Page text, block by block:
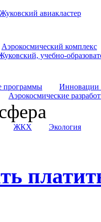
Жуковский авиакластер
Аэрокосмический комплекс
учебно-
программы Инновации
Аэрокосмические
ЖКХ Экология